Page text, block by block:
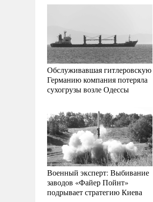
Обслуживавшая гитлеровскую
Германию компания потеряла
сухогрузы возле Одессы
Военный эксперт: Выбивание
заводов «Файер Пойнт»
подрывает стратегию Киева